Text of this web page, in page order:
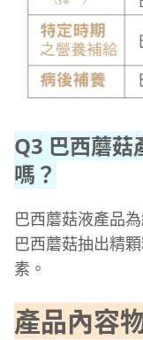
Q3 巴西蘑菇
嗎？
巴西蘑菇液產品
巴西蘑菇抽出精
素。
產品內容